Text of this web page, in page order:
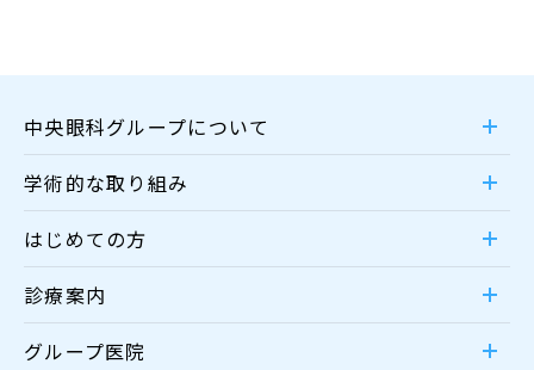
中央眼科グループについて
学術的な取り組み
はじめての方
診療案内
グループ医院